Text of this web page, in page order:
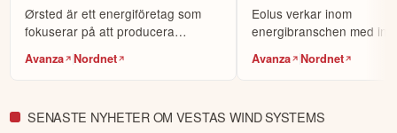
Ørsted är ett energiföretag som
fokuserar på att producera
Avanza Nordnet
Eolus verkar inom
energibranschen med
Avanza Nordnet
SENASTE NYHETER OM VESTAS WIND SYSTEMS